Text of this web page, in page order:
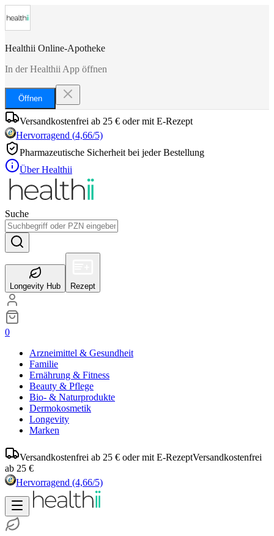
Healthii Online-Apotheke
In der Healthii App öffnen
Öffnen
Versandkostenfrei ab 25 € oder mit E-Rezept
Hervorragend (4,66/5)
Pharmazeutische Sicherheit bei jeder Bestellung
Über Healthii
Suche
Longevity Hub Rezept
0
Arzneimittel & Gesundheit
Familie
Ernährung & Fitness
Beauty & Pflege
Bio- & Naturprodukte
Dermokosmetik
Longevity
Marken
Versandkostenfrei ab 25 € oder mit E-RezeptVersandkostenfrei
ab 25 €
Hervorragend (4,66/5)